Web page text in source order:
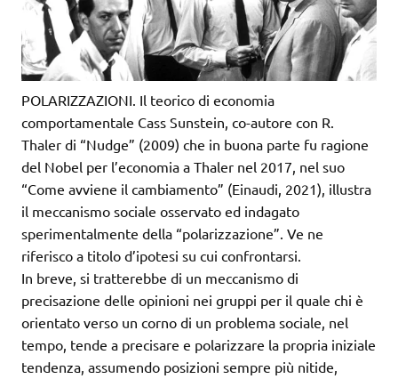
POLARIZZAZIONI. Il teorico di economia
comportamentale Cass Sunstein, co-autore con R.
Thaler di “Nudge” (2009) che in buona parte fu ragione
del Nobel per l’economia a Thaler nel 2017, nel suo
“Come avviene il cambiamento” (Einaudi, 2021), illustra
il meccanismo sociale osservato ed indagato
sperimentalmente della “polarizzazione”. Ve ne
riferisco a titolo d’ipotesi su cui confrontarsi.
In breve, si tratterebbe di un meccanismo di
precisazione delle opinioni nei gruppi per il quale chi è
orientato verso un corno di un problema sociale, nel
tempo, tende a precisare e polarizzare la propria iniziale
tendenza, assumendo posizioni sempre più nitide,